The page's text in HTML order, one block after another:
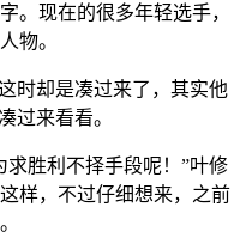
。现在的很多年轻选手，
物。
时却是凑过来了，其实他
过来看看。
胜利不择手段呢！”叶修
样，不过仔细想来，之前